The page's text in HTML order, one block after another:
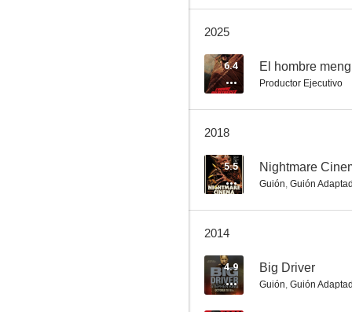
2025
6.4 El hombre
Productor Ejecutivo
2018
5.5 Nightmare
Guión, Guión
2014
4.9 Big Driver
Guión, Guión